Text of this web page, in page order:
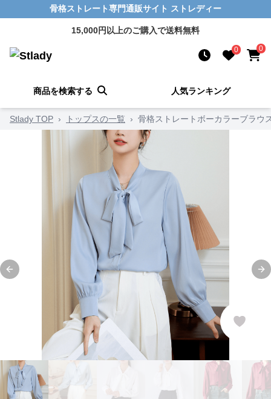
骨格ストレート専門通販サイト ストレディー
15,000円以上のご購入で送料無料
0 0
商品を検索する 人気ランキング
Stlady TOP › トップスの一覧 › 骨格ストレートボーカラーブラウ
Previous slide